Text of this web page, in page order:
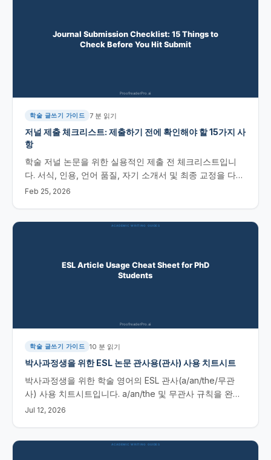
학술 글쓰기 가이드 7 분 읽기
저널 제출 체크리스트: 제출하기 전에 확인해야 할 15가지 사
항
학술 저널 논문을 위한 실용적인 제출 전 체크리스트입니
다. 서식, 인용, 언어 품질, 자기 소개서 및 최종 교정을 다룹
니다.
Feb 25, 2026
학술 글쓰기 가이드 10 분 읽기
박사과정생을 위한 ESL 논문 관사용(관사) 사용 치트시트
박사과정생을 위한 학술 영어의 ESL 관사(a/an/the/무관
사) 사용 치트시트입니다. a/an/the 및 무관사 규칙을 완벽
히 익히고, 흔한 실수를 피하며, AI 도구로 오류를 빠르게 찾
Jul 12, 2026